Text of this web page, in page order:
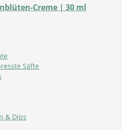
Creme | 30 ml
Säfte
& Dips